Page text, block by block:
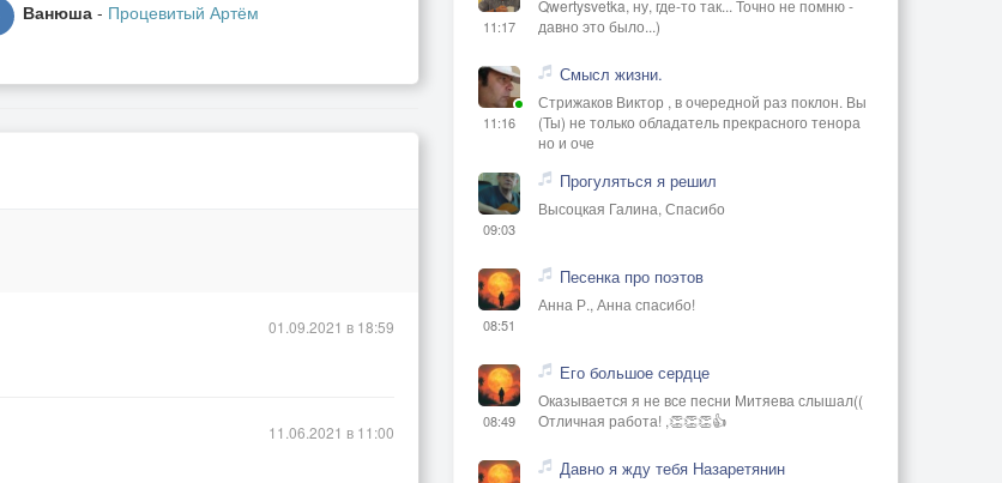
Ванюша - Процевитый Артём
01.09.2021 в 18:59
11.06.2021 в 11:00
11:17
Qwertysvetka, ну, где-то так... Точно не помню -
давно это было...)
11:16
Смысл жизни.
Стрижаков Виктор , в очередной раз поклон. Вы
(Ты) не только обладатель прекрасного тенора
но и оче
09:03
Прогуляться я решил
Высоцкая Галина, Спасибо
08:51
Песенка про поэтов
Анна Р., Анна спасибо!
08:49
Его большое сердце
Оказывается я не все песни Митяева слышал((
Отличная работа! ,👏👏👏👍
Давно я жду тебя Назаретянин